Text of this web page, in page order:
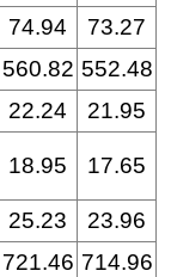
74.94
73.27
560.82 552.48
22.24
21.95
18.95 17.65
25.23
23.96
721.46 714.96